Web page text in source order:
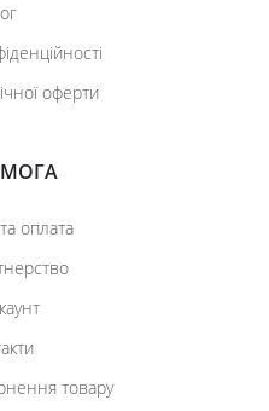
оферти
оплата
товару